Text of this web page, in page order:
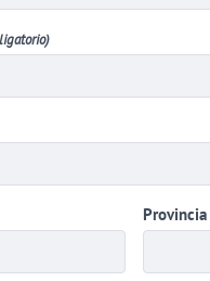
Provincia